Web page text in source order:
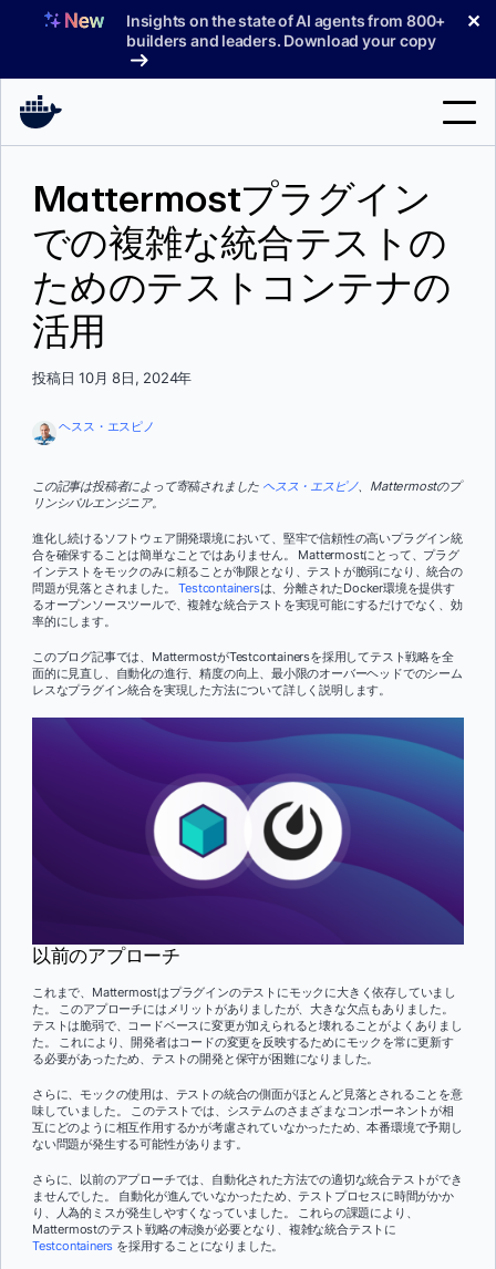
へ
Insights on the state of AI agents from 800+
builders and leaders. Download your copy
✕
サポート
料金プラン
索
Mattermostプラグイン
での複雑な統合テストの
ためのテストコンテナの
活用
投稿日 10月 8日, 2024年
ヘスス・エスピノ
この記事は投稿者によって寄稿されました ヘスス・エスピノ、Mattermostのプ
リンシパルエンジニア。
進化し続けるソフトウェア開発環境において、堅牢で信頼性の高いプラグイン統
合を確保することは簡単なことではありません。 Mattermostにとって、プラグ
インテストをモックのみに頼ることが制限となり、テストが脆弱になり、統合の
問題が見落とされました。Testcontainersは、分離されたDocker環境を提供す
るオープンソースツールで、複雑な統合テストを実現可能にするだけでなく、効
率的にします。
このブログ記事では、MattermostがTestcontainersを採用してテスト戦略を全
面的に見直し、自動化の進行、精度の向上、最小限のオーバーヘッドでのシーム
レスなプラグイン統合を実現した方法について詳しく説明します。
以前のアプローチ
これまで、Mattermostはプラグインのテストにモックに大きく依存していまし
た。 このアプローチにはメリットがありましたが、大きな欠点もありました。
テストは脆弱で、コードベースに変更が加えられると壊れることがよくありまし
た。 これにより、開発者はコードの変更を反映するためにモックを常に更新す
る必要があったため、テストの開発と保守が困難になりました。
さらに、モックの使用は、テストの統合の側面がほとんど見落とされることを意
味していました。 このテストでは、システムのさまざまなコンポーネントが相
互にどのように相互作用するかが考慮されていなかったため、本番環境で予期し
ない問題が発生する可能性があります。
さらに、以前のアプローチでは、自動化された方法での適切な統合テストができ
ませんでした。 自動化が進んでいなかったため、テストプロセスに時間がかか
り、人為的ミスが発生しやすくなっていました。 これらの課題により、
Mattermostのテスト戦略の転換が必要となり、複雑な統合テストに
Testcontainers を採用することになりました。